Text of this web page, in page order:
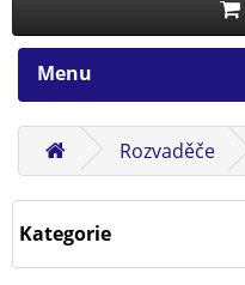
Menu
Rozvaděče
Kategorie